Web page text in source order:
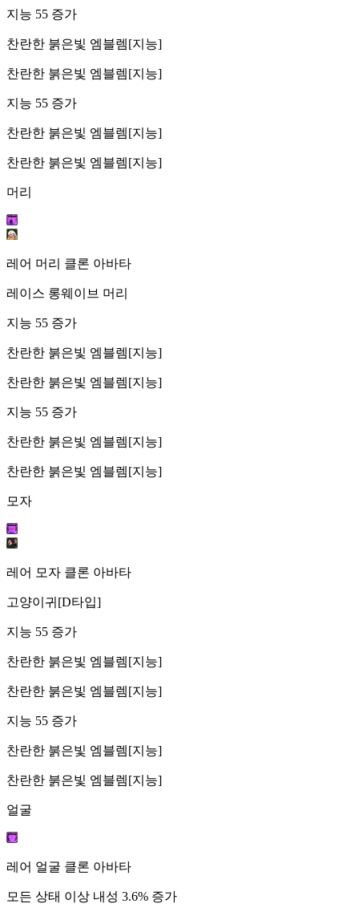
지능 55 증가
찬란한 붉은빛 엠블렘[지능]
찬란한 붉은빛 엠블렘[지능]
지능 55 증가
찬란한 붉은빛 엠블렘[지능]
찬란한 붉은빛 엠블렘[지능]
머리
레어 머리 클론 아바타
레이스 롱웨이브 머리
지능 55 증가
찬란한 붉은빛 엠블렘[지능]
찬란한 붉은빛 엠블렘[지능]
지능 55 증가
찬란한 붉은빛 엠블렘[지능]
찬란한 붉은빛 엠블렘[지능]
모자
레어 모자 클론 아바타
고양이귀[D타입]
지능 55 증가
찬란한 붉은빛 엠블렘[지능]
찬란한 붉은빛 엠블렘[지능]
지능 55 증가
찬란한 붉은빛 엠블렘[지능]
찬란한 붉은빛 엠블렘[지능]
얼굴
레어 얼굴 클론 아바타
모든 상태 이상 내성 3.6% 증가